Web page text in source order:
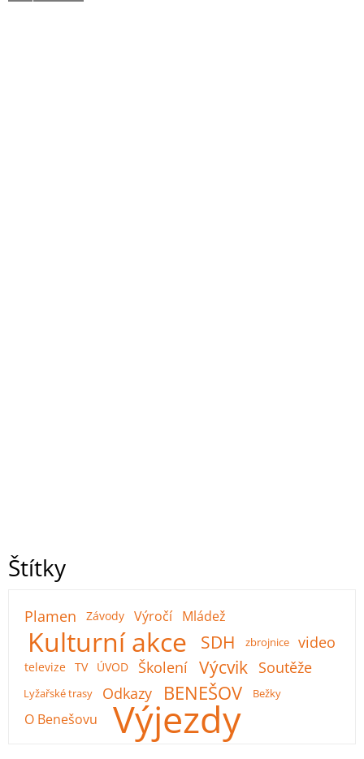
Štítky
Plamen Závody Výročí Mládež
Kulturní akce SDH zbrojnice video
televize TV ÚVOD Školení Výcvik Soutěže
Lyžařské trasy Odkazy BENEŠOV Bežky
O Benešovu Výjezdy